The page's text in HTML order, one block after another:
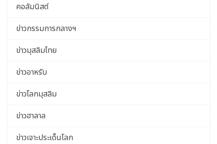
คอลัมนิสต์
ข่าวกรรมการกลางฯ
ข่าวมุสลิมไทย
ข่าวอาหรับ
ข่าวโลกมุสลิม
ข่าวฮาลาล
ข่าวเจาะประเด็นโลก